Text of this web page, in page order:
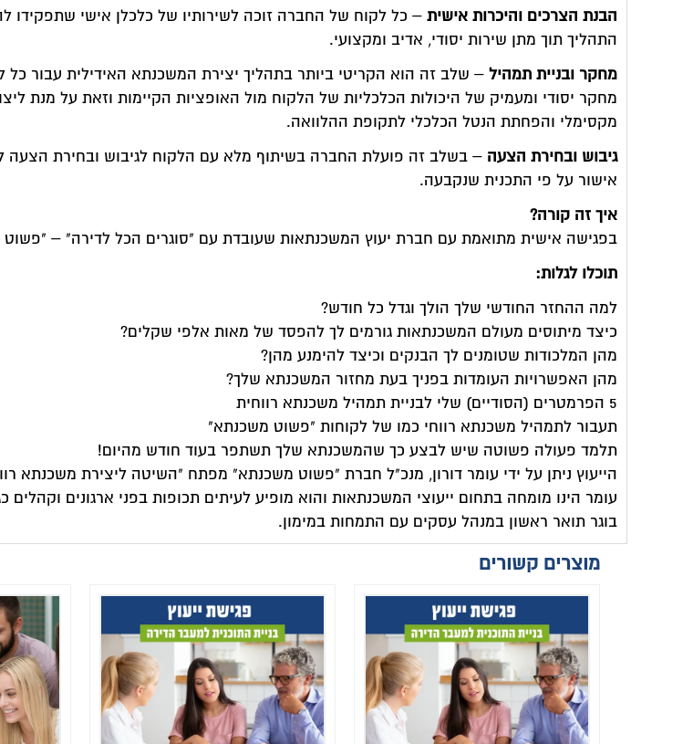
הבנת הצרכים והיכרות אישית – כל לקוח של החברה זוכה לשירותיו של כלכלן אישי שתפקידו
התהליך תוך מתן שירות יסודי, אדיב ומקצועי.
מחקר ובניית תמהיל – שלב זה הוא הקריטי ביותר בתהליך יצירת המשכנתא האידילית עבור
מחקר יסודי ומעמיק של היכולות הכלכליות של הלקוח מול האופציות הקיימות וזאת על מנת
מקסימלי והפחתת הנטל הכלכלי לתקופת ההלוואה.
גיבוש ובחירת הצעה – בשלב זה פועלת החברה בשיתוף מלא עם הלקוח לגיבוש ובחירת
אישור על פי התכנית שנקבעה.
איך זה קורה?
בפגישה אישית מתואמת עם חברת יעוץ המשכנתאות שעובדת עם "סוגרים הכל לדירה" –
תוכלו לגלות:
למה ההחזר החודשי שלך הולך וגדל כל חודש?
כיצד מיתוסים מעולם המשכנתאות גורמים לך להפסד של מאות אלפי שקלים?
מהן המלכודות שטומנים לך הבנקים וכיצד להימנע מהן?
מהן האפשרויות העומדות בפניך בעת מחזור המשכנתא שלך?
5 הפרמטרים (הסודיים) שלי לבניית תמהיל משכנתא רווחית
תעבור לתמהיל משכנתא רווחי כמו של לקוחות "פשוט משכנתא"
תלמד פעולה פשוטה שיש לבצע כך שהמשכנתא שלך תשתפר בעוד חודש מהיום!
הייעוץ ניתן על ידי עומר דורון, מנכ"ל חברת "פשוט משכנתא" מפתח "השיטה ליצירת משכנתא
עומר הינו מומחה בתחום ייעוצי המשכנתאות והוא מופיע לעיתים תכופות בפני ארגונים וקהלים
בוגר תואר ראשון במנהל עסקים עם התמחות במימון.
מוצרים קשורים